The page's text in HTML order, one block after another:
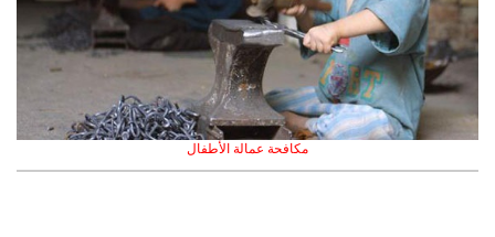
مكافحة عمالة الأطفال